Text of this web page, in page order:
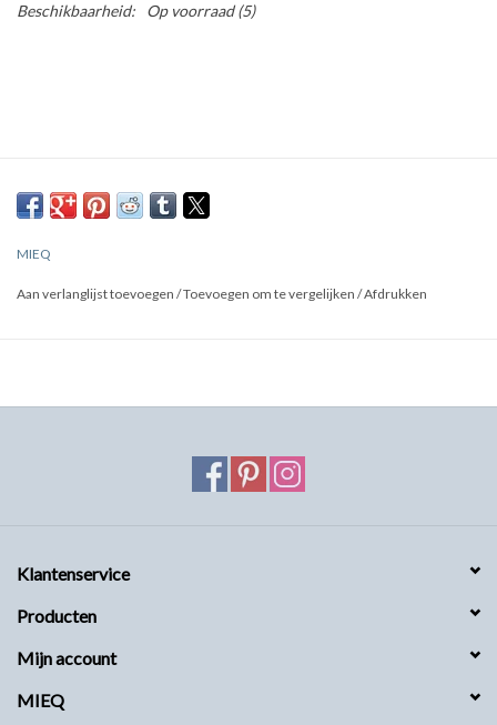
Beschikbaarheid: Op voorraad(5)
MIEQ
Aan verlanglijst toevoegen /Toevoegen om te vergelijken /Afdrukken
Klantenservice
Producten
Mijn account
MIEQ